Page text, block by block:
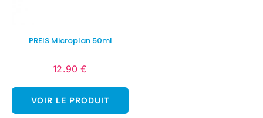
PREIS Microplan 50ml
Prix
12.90 €
VOIR LE PRODUIT